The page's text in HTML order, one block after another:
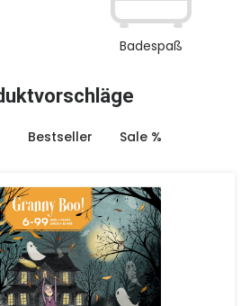
Badespaß
Bestseller Sale %